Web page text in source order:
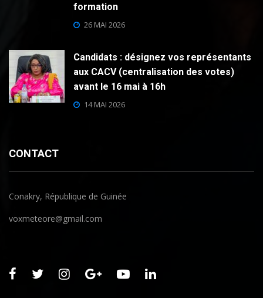
formation
26 MAI 2026
Candidats : désignez vos représentants
aux CACV (centralisation des votes)
avant le 16 mai à 16h
14 MAI 2026
CONTACT
Conakry, République de Guinée
voxmeteore@gmail.com